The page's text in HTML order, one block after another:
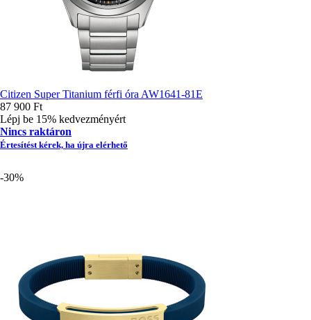
Citizen Super Titanium férfi óra AW1641-81E
87 900 Ft
Lépj be 15% kedvezményért
Nincs raktáron
Értesítést kérek, ha újra elérhető
-30%